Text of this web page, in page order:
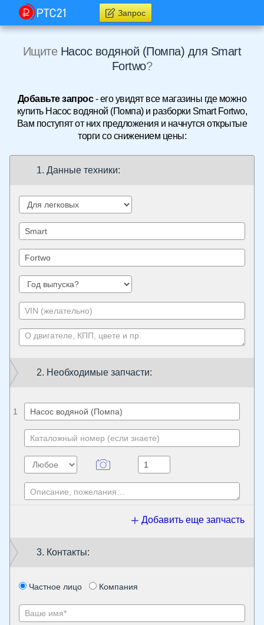
Запрос
Ищите Насос водяной (Помпа) для Smart
Fortwo?
Добавьте запрос- его увидят все магазины где можно
купить Насос водяной (Помпа) и разборки Smart Fortwo,
Вам поступят от них предложения и начнутся открытые
торги со снижением цены:
1. Данные техники:
2. Необходимые запчасти:
1
Добавить еще запчасть
3. Контакты:
Частное лицо Компания